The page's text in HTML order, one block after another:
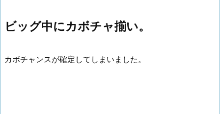
ビッグ中にカボチャ揃い。
カボチャンスが確定してしまいました。